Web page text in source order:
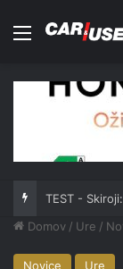
Meni
TEST -
Domov / Ure /
Novice Ure